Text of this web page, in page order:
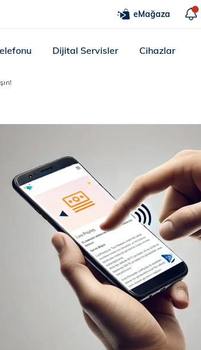
eMağaza
Dijital Servisler Cihazlar